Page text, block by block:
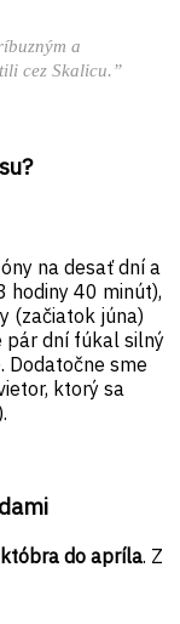
a
cez Skalicu.”
na desať dní a
hodiny 40 minút),
(začiatok júna)
pár dní fúkal silný
Dodatočne sme
ktorý sa
do apríla. Z